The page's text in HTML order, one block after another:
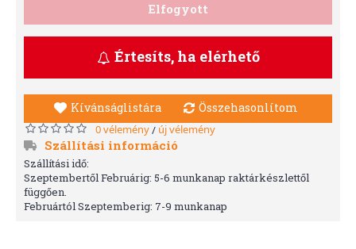
Elfogyott
Értesíts, ha elérhető
Kívánságlistára Összehasonlítom
0 vélemény/ új vélemény
Szállítási információ
Szállítási idő:
Szeptembertől Februárig: 5-6 munkanap raktárkészlettől
függően.
Februártól Szeptemberig: 7-9 munkanap